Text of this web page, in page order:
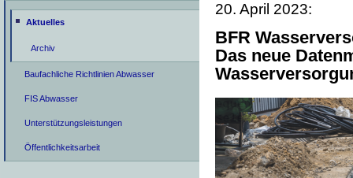
Aktuelles
Archiv
Baufachliche Richtlinien Abwasser
FIS Abwasser
Unterstützungsleistungen
Öffentlichkeitsarbeit
20. April 2023:
BFR
Das neue